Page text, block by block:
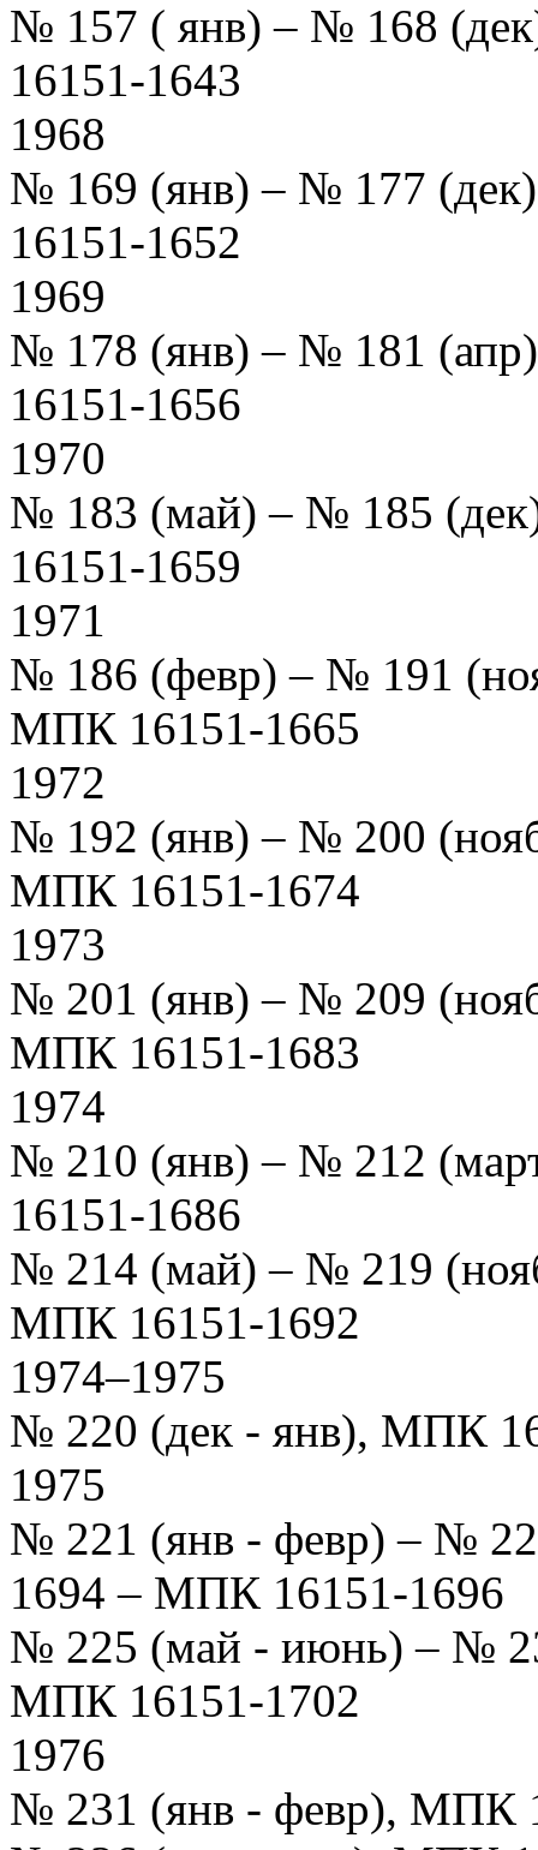
№ 157 ( янв) – № 168
16151-1643
1968
№ 169 (янв) – № 177
16151-1652
1969
№ 178 (янв) – № 181
16151-1656
1970
№ 183 (май) – № 185
16151-1659
1971
№ 186 (февр) – № 191
МПК 16151-1665
1972
№ 192 (янв) – № 200
МПК 16151-1674
1973
№ 201 (янв) – № 209
МПК 16151-1683
1974
№ 210 (янв) – № 212
16151-1686
№ 214 (май) – № 219
МПК 16151-1692
1974–1975
№ 220 (дек - янв), МПК
1975
№ 221 (янв - февр) – №
1694 – МПК 16151-1696
№ 225 (май - июнь) – №
МПК 16151-1702
1976
№ 231 (янв - февр), МПК